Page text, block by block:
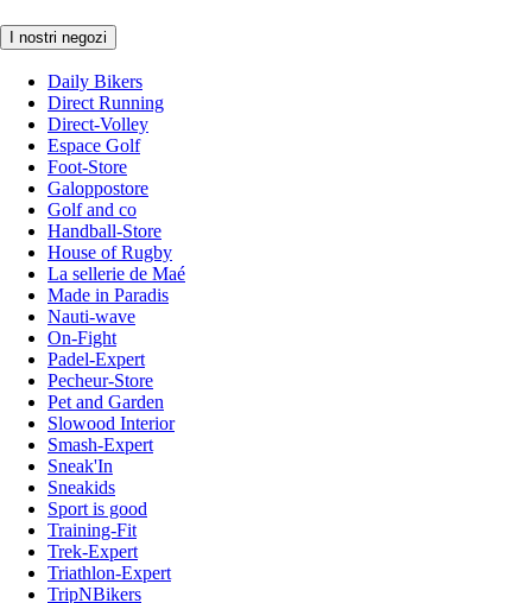
I nostri negozi
Daily Bikers
Direct Running
Direct-Volley
Espace Golf
Foot-Store
Galoppostore
Golf and co
Handball-Store
House of Rugby
La sellerie de Maé
Made in Paradis
Nauti-wave
On-Fight
Padel-Expert
Pecheur-Store
Pet and Garden
Slowood Interior
Smash-Expert
Sneak'In
Sneakids
Sport is good
Training-Fit
Trek-Expert
Triathlon-Expert
TripNBikers